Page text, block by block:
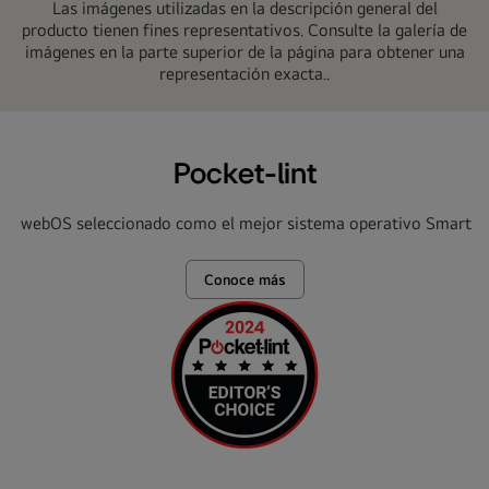
Las imágenes utilizadas en la descripción general del
producto tienen fines representativos. Consulte la galería de
imágenes en la parte superior de la página para obtener una
representación exacta..
Pocket-lint
webOS seleccionado como el mejor sistema operativo Smart
Conoce más